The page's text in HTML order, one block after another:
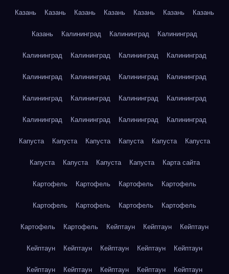
Казань Казань Казань Казань Казань Казань Казань
Казань Калининград Калининград Калининград
Калининград Калининград Калининград Калининград
Калининград Калининград Калининград Калининград
Калининград Калининград Калининград Калининград
Калининград Калининград Калининград Калининград
Капуста Капуста Капуста Капуста Капуста Капуста
Капуста Капуста Капуста Капуста Карта сайта
Картофель Картофель Картофель Картофель
Картофель Картофель Картофель Картофель
Картофель Картофель Кейптаун Кейптаун Кейптаун
Кейптаун Кейптаун Кейптаун Кейптаун Кейптаун
Кейптаун Кейптаун Кейптаун Кейптаун Кейптаун